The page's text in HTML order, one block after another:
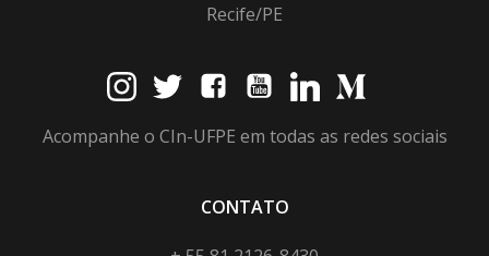
Recife/PE
Acompanhe o CIn-UFPE em todas as redes sociais
CONTATO